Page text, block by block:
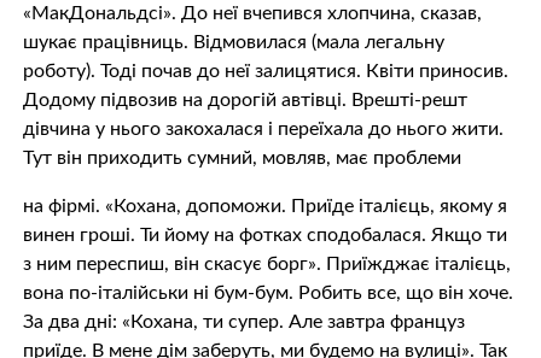
«МакДональдсі». До неї вчепився хлопчина, сказав,
шукає працівниць. Відмовилася (мала легальну
роботу). Тоді почав до неї залицятися. Квіти приносив.
Додому підвозив на дорогій автівці. Врешті-решт
дівчина у нього закохалася і переїхала до нього жити.
Тут він приходить сумний, мовляв, має проблеми
на фірмі. «Кохана, допоможи. Приїде італієць, якому я
винен гроші. Ти йому на фотках сподобалася. Якщо ти
з ним переспиш, він скасує борг». Приїжджає італієць,
вона по-італійськи ні бум-бум. Робить все, що він хоче.
За два дні: «Кохана, ти супер. Але завтра француз
приїде. В мене дім заберуть, ми будемо на вулиці». Так